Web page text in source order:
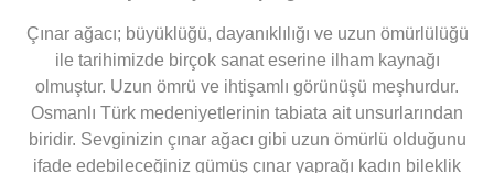
Çınar ağacı; büyüklüğü, dayanıklılığı ve uzun ömürlülüğü
ile tarihimizde birçok sanat eserine ilham kaynağı
olmuştur. Uzun ömrü ve ihtişamlı görünüşü meşhurdur.
Osmanlı Türk medeniyetlerinin tabiata ait unsurlarından
biridir. Sevginizin çınar ağacı gibi uzun ömürlü olduğunu
ifade edebileceğiniz gümüş çınar yaprağı kadın bileklik